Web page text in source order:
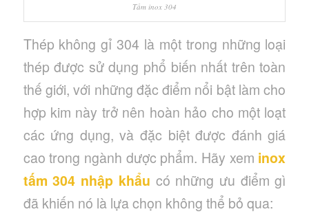
Tấm inox 304
Thép không gỉ 304 là một trong những loại
thép được sử dụng phổ biến nhất trên toàn
thế giới, với những đặc điểm nổi bật làm cho
hợp kim này trở nên hoàn hảo cho một loạt
các ứng dụng, và đặc biệt được đánh giá
cao trong ngành dược phẩm. Hãy xem inox
tấm 304 nhập khẩu có những ưu điểm gì
đã khiến nó là lựa chọn không thể bỏ qua: